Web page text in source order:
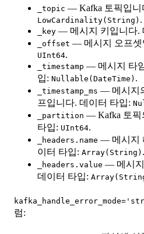
_topic — Kafka 토픽입니
LowCardinality(String) .
_key — 메시지 키입니다.
_offset — 메시지 오프셋
UInt64.
_timestamp — 메시지 타
입: Nullable(DateTime) .
_timestamp_ms — 메시지
프입니다. 데이터 타입:
_partition — Kafka 토픽
타입: UInt64.
_headers.name — 메시지
이터 타입: Array(String) .
_headers.value — 메시지
데이터 타입:
럼: